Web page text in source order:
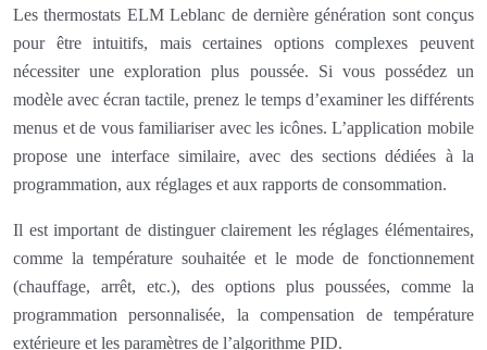
Les thermostats ELM Leblanc de dernière génération sont conçus
pour être intuitifs, mais certaines options complexes peuvent
nécessiter une exploration plus poussée. Si vous possédez un
modèle avec écran tactile, prenez le temps d’examiner les différents
menus et de vous familiariser avec les icônes. L’application mobile
propose une interface similaire, avec des sections dédiées à la
programmation, aux réglages et aux rapports de consommation.
Il est important de distinguer clairement les réglages élémentaires,
comme la température souhaitée et le mode de fonctionnement
(chauffage, arrêt, etc.), des options plus poussées, comme la
programmation personnalisée, la compensation de température
extérieure et les paramètres de l’algorithme PID.